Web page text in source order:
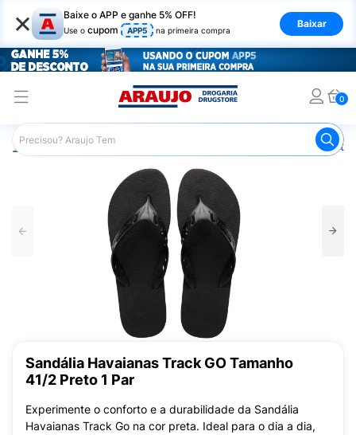
× Baixe o APP e ganhe 5% OFF!
Use o cupom APP5 na primeira compra
Baixar
0
Araujo Mercado Calçados e
Sandália Havaianas Track GO Tamanho
41/2 Preto 1 Par
Experimente o conforto e a durabilidade da Sandália
Havaianas Track Go na cor preta. Ideal para o dia a dia,